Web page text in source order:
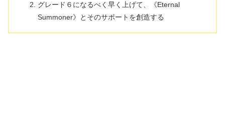
グレード６になるべく早く上げて、《Eternal
Summoner》とそのサポートを創造する